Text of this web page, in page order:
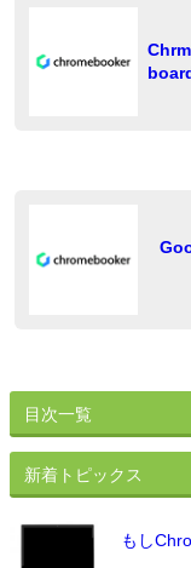
ナ
目次一覧
新着トピックス
もし